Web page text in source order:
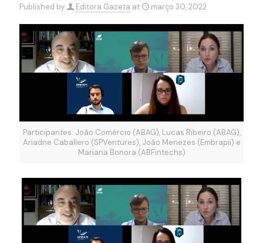
Published by Editora Gazeta at março 30, 2022
Participantes: João Comércio (ABAG), Lucas Ribeiro (ABAG),
Ariadne Caballero (SPVentures), João Menezes (Embrapii) e
Mariana Bonora (ABFintechs)